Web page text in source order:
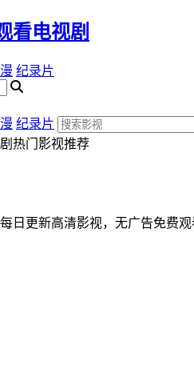
看电视剧
纪录片
纪录片
日更新高清影视，无广告免费